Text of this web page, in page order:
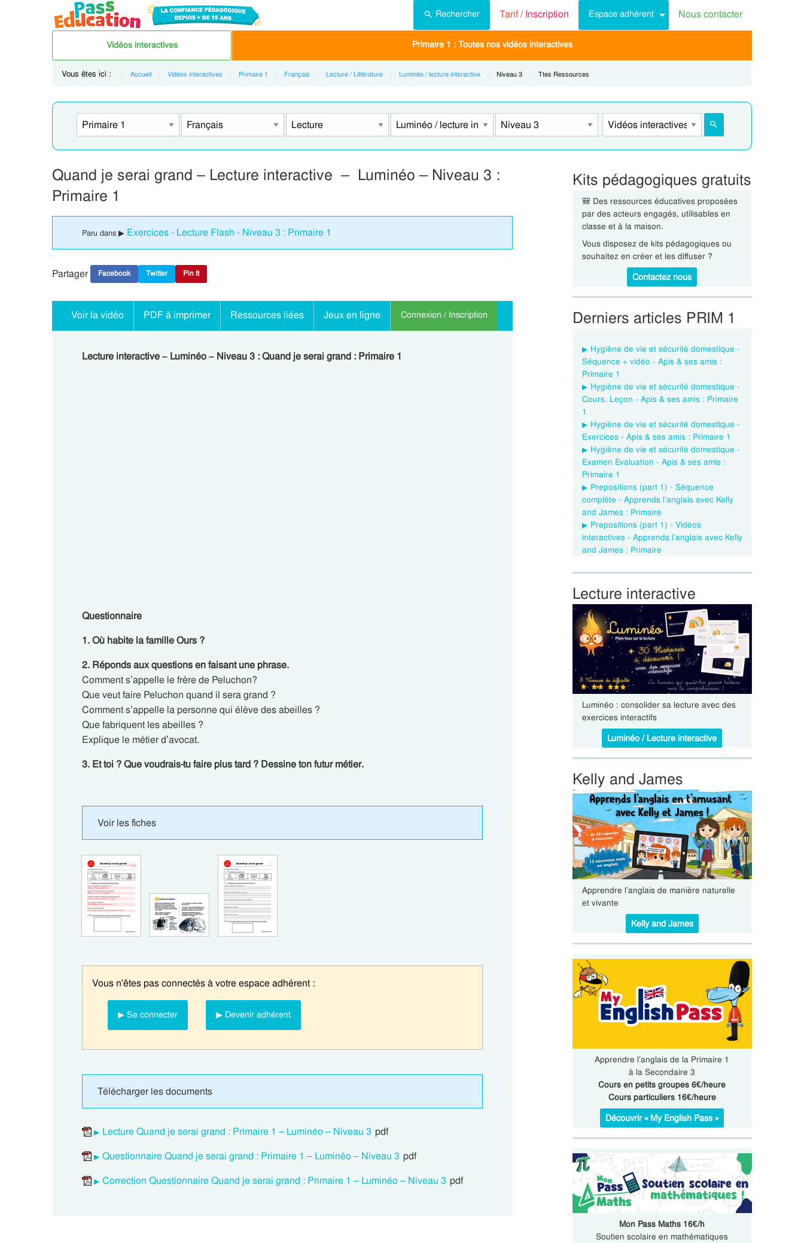
Rechercher Tarif /Inscription Espace adhérent Nous contacter
Vidéos interactives Primaire 1 : Toutes nos vidéos interactives
Vous êtes ici : Accueil Vidéos interactives Primaire 1 Français Lecture / Littérature Luminéo / lecture interactive Current:
Niveau 3 Current:
Ttes Ressources
Quand je serai grand – Lecture interactive – Luminéo – Niveau 3 :
Primaire 1
Paru dans ▶ Exercices - Lecture Flash - Niveau 3 : Primaire 1
Partager Facebook Twitter Pin It
Voir la vidéo PDF à imprimer Ressources liées Jeux en ligne Connexion / Inscription
Lecture interactive – Luminéo – Niveau 3 : Quand je serai grand : Primaire 1
Questionnaire
1. Où habite la famille Ours ?
2. Réponds aux questions en faisant une phrase.
Comment s’appelle le frère de Peluchon?
Que veut faire Peluchon quand il sera grand ?
Comment s’appelle la personne qui élève des abeilles ?
Que fabriquent les abeilles ?
Explique le métier d’avocat.
3. Et toi ? Que voudrais-tu faire plus tard ? Dessine ton futur métier.
Voir les fiches
Vous n'êtes pas connectés à votre espace adhérent :
▶ Se connecter ▶ Devenir adhérent
Télécharger les documents
Lecture Quand je serai grand : Primaire 1 – Luminéo – Niveau 3 pdf
Questionnaire Quand je serai grand : Primaire 1 – Luminéo – Niveau 3 pdf
Correction Questionnaire Quand je serai grand : Primaire 1 – Luminéo – Niveau 3 pdf
Kits pédagogiques gratuits
🎒 Des ressources éducatives proposées
par des acteurs engagés, utilisables en
classe et à la maison.
Vous disposez de kits pédagogiques ou
souhaitez en créer et les diffuser ?
Contactez nous
Derniers articles PRIM 1
Hygiène de vie et sécurité domestique -
Séquence + vidéo - Apis & ses amis :
Primaire 1
Hygiène de vie et sécurité domestique -
Cours, Leçon - Apis & ses amis : Primaire
1
Hygiène de vie et sécurité domestique -
Exercices - Apis & ses amis : Primaire 1
Hygiène de vie et sécurité domestique -
Examen Evaluation - Apis & ses amis :
Primaire 1
Prepositions (part 1) - Séquence
complète - Apprends l’anglais avec Kelly
and James : Primaire
Prepositions (part 1) - Vidéos
interactives - Apprends l’anglais avec Kelly
and James : Primaire
Lecture interactive
Luminéo : consolider sa lecture avec des
exercices interactifs
Luminéo / Lecture interactive
Kelly and James
Apprendre l’anglais de manière naturelle
et vivante
Kelly and James
Apprendre l’anglais de la Primaire 1
à la Secondaire 3
Cours en petits groupes 6€/heure
Cours particuliers 16€/heure
Découvrir « My English Pass »
Mon Pass Maths 16€/h
Soutien scolaire en mathématiques